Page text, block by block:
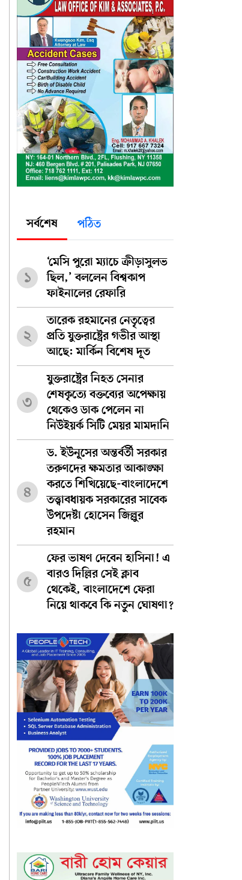
সর্বশেষ পঠিত
১
‘মেসি পুরো ম্যাচে ক্রীড়াসুলভ
ছিল,’ বললেন বিশ্বকাপ
ফাইনালের রেফারি
২
তারেক রহমানের নেতৃত্বের
প্রতি যুক্তরাষ্ট্রের গভীর আস্থা
আছে: মার্কিন বিশেষ দূত
৩
যুক্তরাষ্ট্রের নিহত সেনার
শেষকৃত্যে বক্তব্যের অপেক্ষায়
থেকেও ডাক পেলেন না
নিউইয়র্ক সিটি মেয়র মামদানি
৪
ড. ইউনূসের অন্তর্বর্তী সরকার
তরুণদের ক্ষমতার আকাঙ্ক্ষা
করতে শিখিয়েছে-বাংলাদেশে
তত্ত্বাবধায়ক সরকারের সাবেক
উপদেষ্টা হোসেন জিল্লুর
রহমান
৫
ফের ভাষণ দেবেন হাসিনা! এ
বারও দিল্লির সেই ক্লাব
থেকেই, বাংলাদেশে ফেরা
নিয়ে থাকবে কি নতুন ঘোষণা?